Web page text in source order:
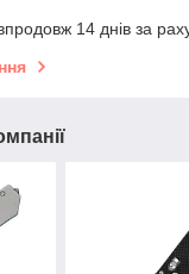
14 днів за